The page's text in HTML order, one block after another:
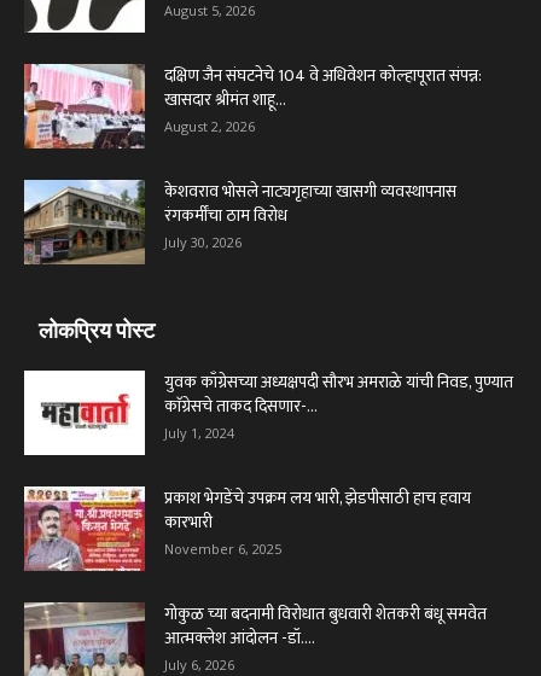
August 5, 2026
दक्षिण जैन संघटनेचे 104 वे अधिवेशन कोल्हापूरात संपन्न:
खासदार श्रीमंत शाहू...
August 2, 2026
केशवराव भोसले नाट्यगृहाच्या खासगी व्यवस्थापनास
रंगकर्मींचा ठाम विरोध
July 30, 2026
लोकप्रिय पोस्ट
युवक काँग्रेसच्या अध्यक्षपदी सौरभ अमराळे यांची निवड, पुण्यात
काॅग्रेसचे ताकद दिसणार-...
July 1, 2024
प्रकाश भेगडेंचे उपक्रम लय भारी, झेडपीसाठी हाच हवाय
कारभारी
November 6, 2025
गोकुळ च्या बदनामी विरोधात बुधवारी शेतकरी बंधू समवेत
आत्मक्लेश आंदोलन -डॉ....
July 6, 2026